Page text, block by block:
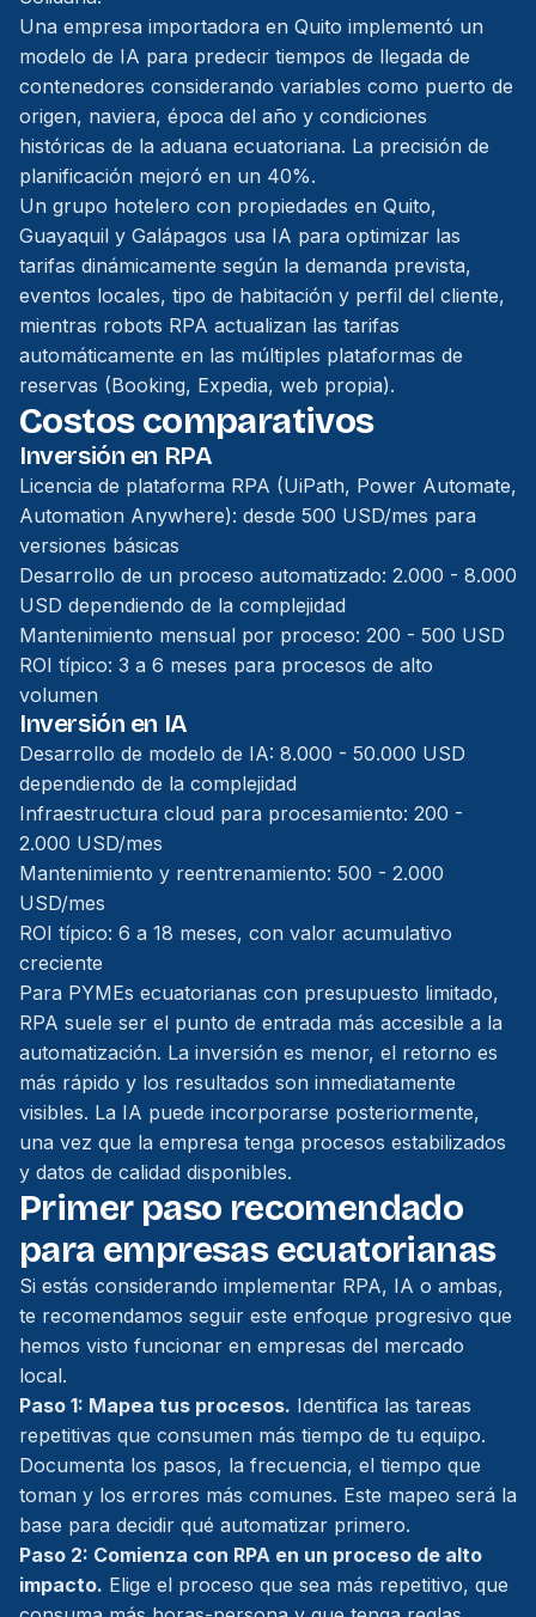
Una empresa importadora en Quito implementó un
modelo de IA para predecir tiempos de llegada de
contenedores considerando variables como puerto de
origen, naviera, época del año y condiciones
históricas de la aduana ecuatoriana. La precisión de
planificación mejoró en un 40%.
Un grupo hotelero con propiedades en Quito,
Guayaquil y Galápagos usa IA para optimizar las
tarifas dinámicamente según la demanda prevista,
eventos locales, tipo de habitación y perfil del cliente,
mientras robots RPA actualizan las tarifas
automáticamente en las múltiples plataformas de
reservas (Booking, Expedia, web propia).
Costos comparativos
Inversión en RPA
Licencia de plataforma RPA (UiPath, Power Automate,
Automation Anywhere): desde 500 USD/mes para
versiones básicas
Desarrollo de un proceso automatizado: 2.000 - 8.000
USD dependiendo de la complejidad
Mantenimiento mensual por proceso: 200 - 500 USD
ROI típico: 3 a 6 meses para procesos de alto
volumen
Inversión en IA
Desarrollo de modelo de IA: 8.000 - 50.000 USD
dependiendo de la complejidad
Infraestructura cloud para procesamiento: 200 -
2.000 USD/mes
Mantenimiento y reentrenamiento: 500 - 2.000
USD/mes
ROI típico: 6 a 18 meses, con valor acumulativo
creciente
Para PYMEs ecuatorianas con presupuesto limitado,
RPA suele ser el punto de entrada más accesible a la
automatización. La inversión es menor, el retorno es
más rápido y los resultados son inmediatamente
visibles. La IA puede incorporarse posteriormente,
una vez que la empresa tenga procesos estabilizados
y datos de calidad disponibles.
Primer paso recomendado
para empresas ecuatorianas
Si estás considerando implementar RPA, IA o ambas,
te recomendamos seguir este enfoque progresivo que
hemos visto funcionar en empresas del mercado
local.
Paso 1: Mapea tus procesos. Identifica las tareas
repetitivas que consumen más tiempo de tu equipo.
Documenta los pasos, la frecuencia, el tiempo que
toman y los errores más comunes. Este mapeo será la
base para decidir qué automatizar primero.
Paso 2: Comienza con RPA en un proceso de alto
impacto. Elige el proceso que sea más repetitivo, que